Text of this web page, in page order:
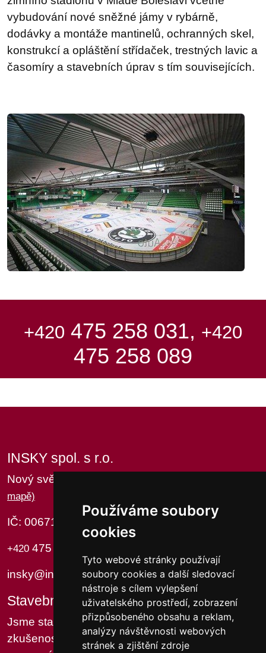
Používáme soubory
cookies
Tyto webové stránky používají
soubory cookies a další sledovací
nástroje s cílem vylepšení
uživatelského prostředí, zobrazení
přizpůsobeného obsahu a reklam,
analýzy návštěvnosti webových
stránek a zjištění zdroje
vybudování nové sněžné jámy v rybárně,
dodávky a montáže mantinelů, ochranných skel,
konstrukcí a opláštění střídaček, trestných lavic a
časomíry a stavebních úprav s tím souvisejících.
+420 475 258 031, +420
475 258 089
INSKY spol. s r.o.
Nový svět 100, 400 07 Ústí nad Labem
mapě)
IČ: 00671533 DIČ: CZ00671533
+420 475 258 031,
insky@insky.cz
Stavební firma
Jsme stavební firmou s dlouholetými
zkušenostmi a praxí v oboru stavebnictví a